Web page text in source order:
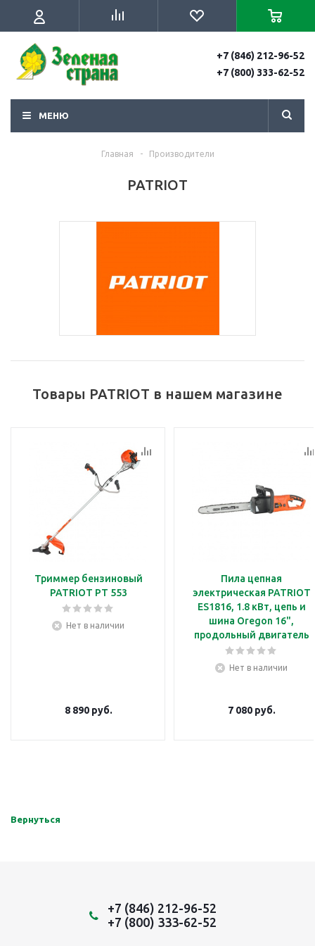
+7 (846) 212-96-52
+7 (800) 333-62-52
МЕНЮ
Главная - Производители
PATRIOT
Товары PATRIOT в нашем магазине
Триммер бензиновый
PATRIOT PT 553
Нет в наличии
8 890руб.
Пила цепная
электрическая PATRIOT
ES1816, 1.8 кВт, цепь и
шина Oregon 16",
продольный двигатель
Нет в наличии
7 080руб.
Вернуться
+7 (846) 212-96-52
+7 (800) 333-62-52